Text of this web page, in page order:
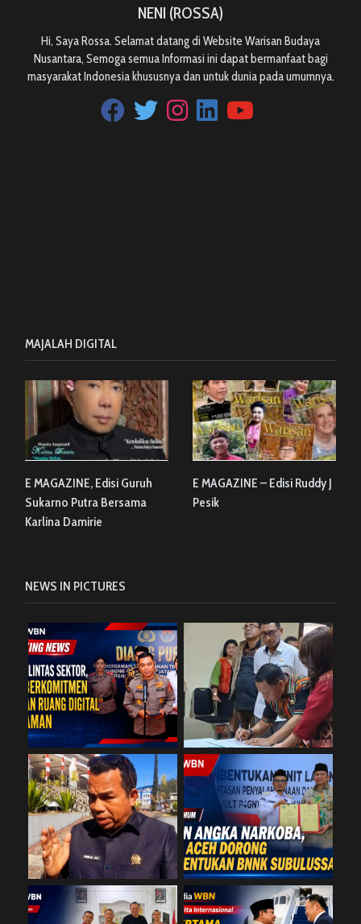
NENI (ROSSA)
Hi, Saya Rossa. Selamat datang di Website Warisan Budaya
Nusantara, Semoga semua Informasi ini dapat bermanfaat bagi
masyarakat Indonesia khususnya dan untuk dunia pada umumnya.
MAJALAH DIGITAL
E MAGAZINE, Edisi Guruh
Sukarno Putra Bersama
Karlina Damirie
E MAGAZINE – Edisi Ruddy J
Pesik
NEWS IN PICTURES